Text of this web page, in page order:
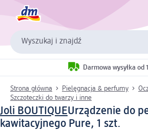
Wyszukaj i znajdź
Darmowa wysyłka od
Strona główna Pielęgnacja & perfumy
Szczoteczki do twarzy i inne
Joli BOUTIQUEUrządzenie do
kawitacyjnego Pure, 1 szt.